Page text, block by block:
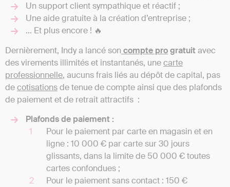
Un support client sympathique et réactif ;
Une aide gratuite à la création d’entreprise ;
… Et plus encore ! 🔥
Dernièrement, Indy a lancé son compte progratuitavec
des virements illimités et instantanés, unecarte
professionnelle, aucuns frais liés au dépôt de capital, pas
decotisationsde tenue de compte ainsi que des plafonds
de paiement et de retrait attractifs :
Plafonds de paiement :
Pour le paiement par carte en magasin et en
ligne : 10 000 € par carte sur 30 jours
glissants, dans la limite de 50 000 € toutes
cartes confondues ;
Pour le paiement sans contact : 150 €